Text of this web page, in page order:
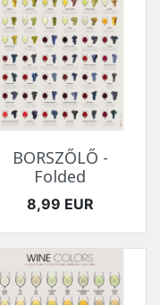
BORSZŐLŐ -
Folded
Ár
8,99 EUR